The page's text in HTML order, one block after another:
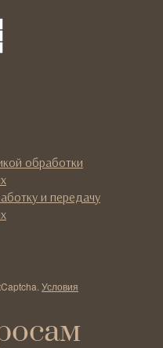
обработки
и передачу
Условия